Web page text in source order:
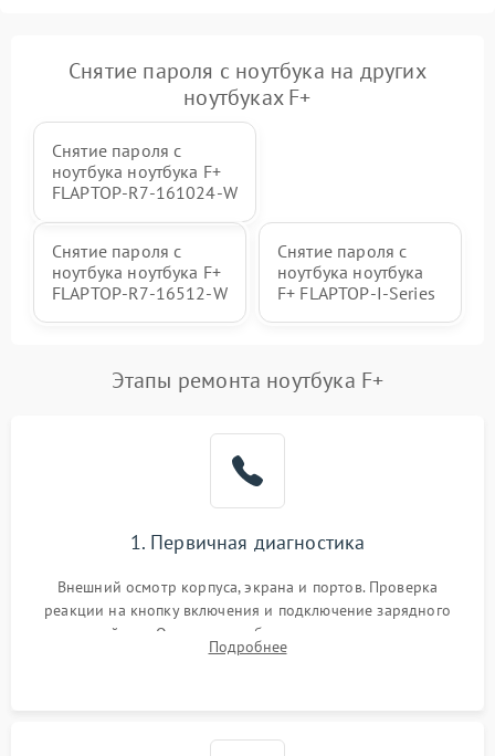
Снятие пароля с ноутбука на других
ноутбуках F+
Снятие пароля с
ноутбука ноутбука F+
FLAPTOP‑R7‑161024‑W
Снятие пароля с
ноутбука ноутбука F+
FLAPTOP‑R7‑16512‑W
Снятие пароля с
ноутбука ноутбука
F+ FLAPTOP-I-Series
Этапы ремонта ноутбука F+
1. Первичная диагностика
Внешний осмотр корпуса, экрана и портов. Проверка
реакции на кнопку включения и подключение зарядного
устройства. Оценка потребления тока с помощью
лабораторного блока питания для локализации проблемы.
Подробнее